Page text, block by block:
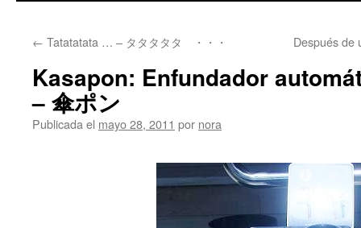
← Tatatatata … – タタタタタ ・・・ Después de
Kasapon: Enfundador
– 傘ポン
Publicada el mayo 28, 2011 por nora